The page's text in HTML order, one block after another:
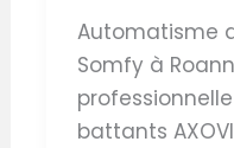
Automatisme
Somfy à
battants